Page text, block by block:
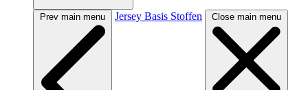
Prev main menu Jersey Basis Stoffen Close main menu